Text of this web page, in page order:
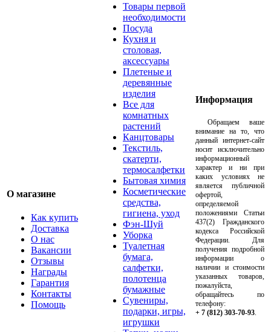
О магазине
Как купить
Доставка
О нас
Вакансии
Отзывы
Награды
Гарантия
Контакты
Помощь
Товары первой
необходимости
Посуда
Кухня и
столовая,
аксессуары
Плетеные и
деревянные
изделия
Все для
комнатных
растений
Канцтовары
Текстиль,
скатерти,
термосалфетки
Бытовая химия
Косметические
средства,
гигиена, уход
Фэн-Шуй
Уборка
Туалетная
бумага,
салфетки,
полотенца
бумажные
Сувениры,
подарки, игры,
игрушки
Информация
Обращаем ваше
внимание на то, что
данный интернет-сайт
носит исключительно
информационный
характер и ни при
каких условиях не
является публичной
офертой,
определяемой
положениями Статьи
437(2) Гражданского
кодекса Российской
Федерации. Для
получения подробной
информации о
наличии и стоимости
указанных товаров,
пожалуйста,
обращайтесь по
телефону:
+ 7 (812) 303-70-93